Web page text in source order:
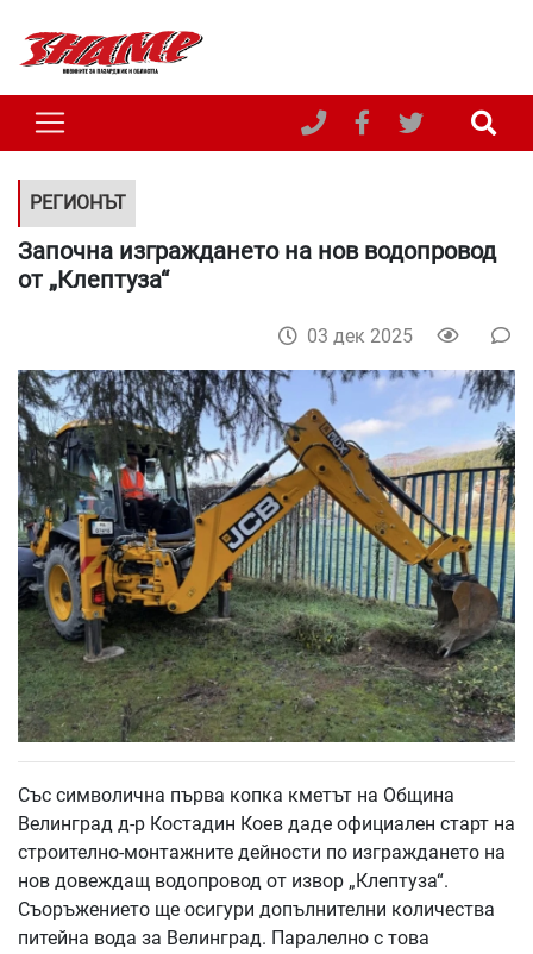
РЕГИОНЪТ
Започна изграждането на нов водопровод
от „Клептуза“
03 дек 2025
Със символична първа копка кметът на Община
Велинград д-р Костадин Коев даде официален старт на
строително-монтажните дейности по изграждането на
нов довеждащ водопровод от извор „Клептуза“.
Съоръжението ще осигури допълнителни количества
питейна вода за Велинград. Паралелно с това